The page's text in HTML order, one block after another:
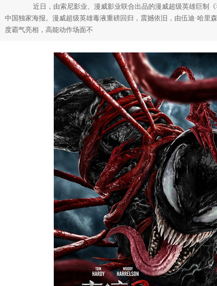
近日，由索尼影业、漫威影业联合出品的漫威超级英雄巨制《
中国独家海报。漫威超级英雄毒液重磅回归，震撼依旧，由伍迪·哈里
度霸气亮相，高能动作场面不